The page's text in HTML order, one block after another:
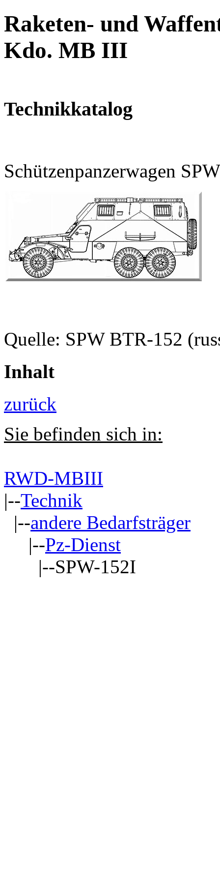
Raketen- und
Kdo. MB III
Technikkatalog
Schützenpanzerwagen
Quelle: SPW BTR-152
Inhalt
zurück
Sie befinden sich in:
RWD-MBIII
|--Technik
|--andere Bedarfsträger
|--Pz-Dienst
|--SPW-152I